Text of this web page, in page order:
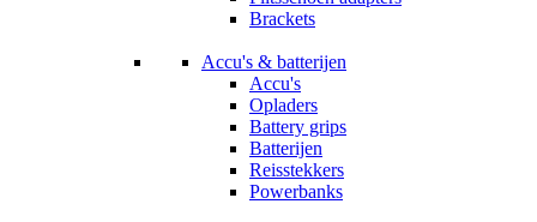
Brackets
Accu's & batterijen
Accu's
Opladers
Battery grips
Batterijen
Reisstekkers
Powerbanks